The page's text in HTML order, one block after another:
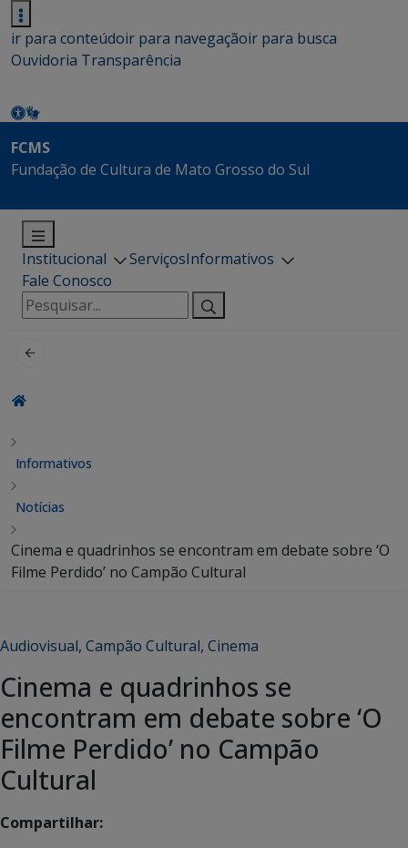
ir para conteúdoir para navegaçãoir para busca
Ouvidoria Transparência
FCMS
Fundação de Cultura de Mato Grosso do Sul
Institucional ServiçosInformativos
Fale Conosco
Pesquisar
por:
Informativos
Notícias
Cinema e quadrinhos se encontram em debate sobre ‘O
Filme Perdido’ no Campão Cultural
Audiovisual, Campão Cultural, Cinema
Cinema e quadrinhos se
encontram em debate sobre ‘O
Filme Perdido’ no Campão
Cultural
Compartilhar: